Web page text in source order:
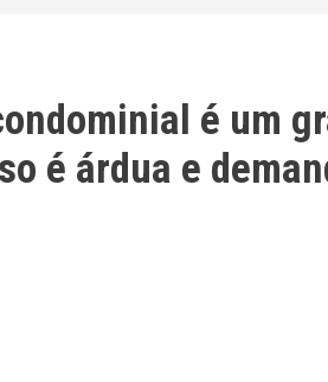
é um
é árdua e